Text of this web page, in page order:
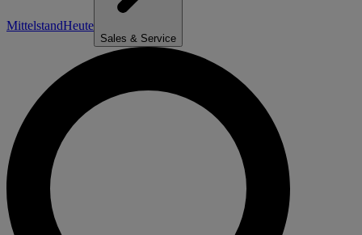
MittelstandHeute
Sales & Service